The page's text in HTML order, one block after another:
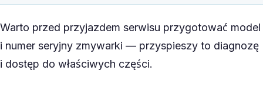
Warto przed przyjazdem serwisu przygotować model
i numer seryjny zmywarki — przyspieszy to diagnozę
i dostęp do właściwych części.